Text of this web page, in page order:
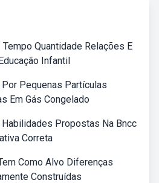
Quantidade Relações E
Infantil
Pequenas Partículas
Em Gás Congelado
Propostas Na Bncc
Correta
Como Alvo Diferenças
Construídas